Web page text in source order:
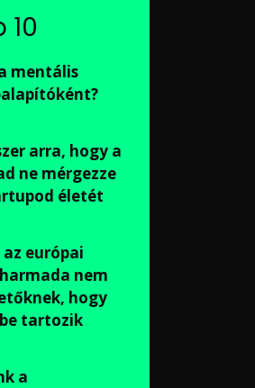
10
mentális
arra, hogy a
ne mérgezze
életét
európai
nem
hogy
tartozik
a